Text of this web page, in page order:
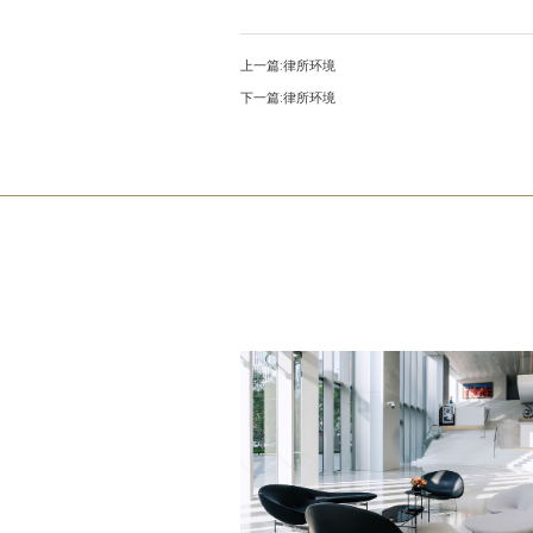
上一篇:律所环境
下一篇:律所环境